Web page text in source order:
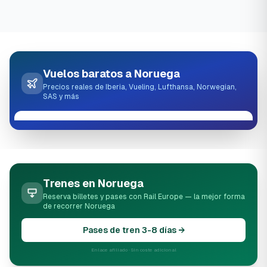
Vuelos baratos a Noruega
Precios reales de Iberia, Vueling, Lufthansa, Norwegian,
SAS y más
Trenes en Noruega
Reserva billetes y pases con Rail Europe — la mejor forma
de recorrer Noruega
Pases de tren 3-8 días →
Enlace afiliado · Sin coste adicional